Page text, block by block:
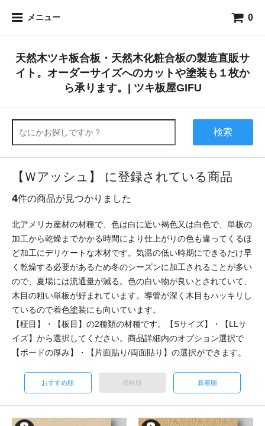
メニュー 0
天然木ツキ板合板・天然木化粧合板の製造直販サ
イト。オーダーサイズへのカットや塗装も１枚か
ら承ります。| ツキ板屋GIFU
検索
【Ｗアッシュ】 に登録されている商品
4件の商品が見つかりました
北アメリカ産材の材種で、色は白に近い褐色又は白色で、単板の
加工から乾燥までかかる時間により仕上がりの色も違ってくるほ
ど加工にデリケートな木材です。気温の低い時期にできるだけ早
く乾燥する必要があるため冬のシーズンに加工されることが多い
ので、夏場には流通量が減る。色の白い物が良いとされていて、
木目の粗い単板が好まれています。導管が深く木目もハッキリし
ているので着色塗装にも向いています。
【柾目】・【板目】の2種類の材種です。【Sサイズ】・【LLサ
イズ】から選択してください。商品詳細内のオプション選択で
【ボードの厚み】・【片面貼り/両面貼り】の選択ができます。
おすすめ順 価格順 新着順